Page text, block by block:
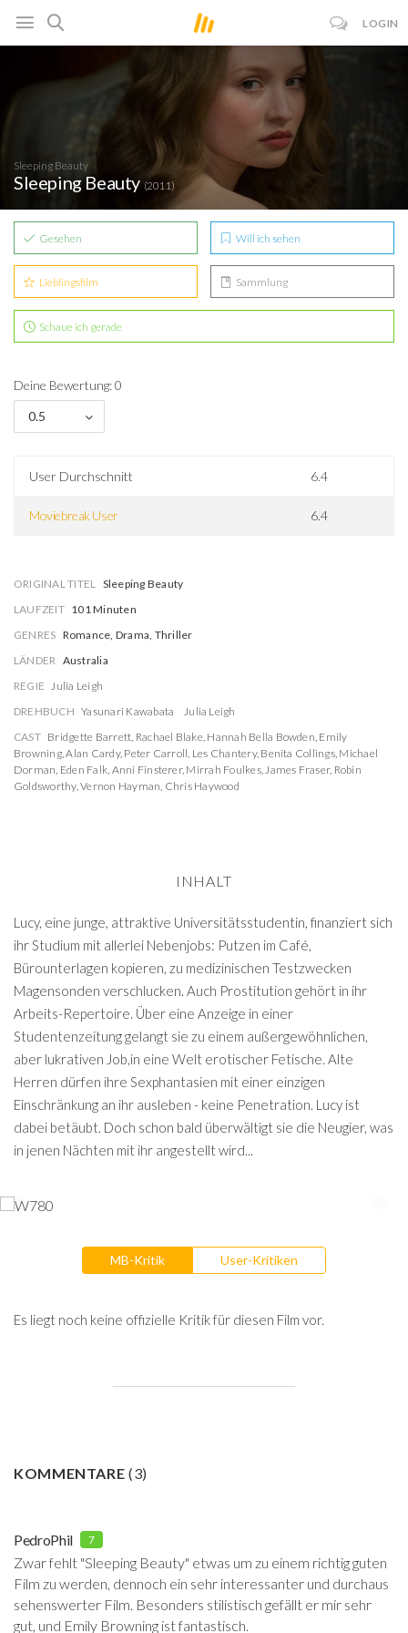
LOGIN
Sleeping Beauty
Sleeping Beauty(2011)
Gesehen Will ich sehen
Lieblingsfilm Sammlung
Schaue ich gerade
Deine Bewertung: 0
0.5
User Durchschnitt 6.4
Moviebreak User 6.4
ORIGINAL TITEL Sleeping Beauty
LAUFZEIT 101 Minuten
GENRES Romance, Drama, Thriller
LÄNDER Australia
REGIE Julia Leigh
DREHBUCH Yasunari Kawabata
Julia Leigh
CAST Bridgette Barrett, Rachael Blake, Hannah Bella Bowden, Emily
Browning,Alan Cardy, Peter Carroll, Les Chantery, Benita Collings, Michael
Dorman, Eden Falk, Anni Finsterer, Mirrah Foulkes,James Fraser, Robin
Goldsworthy,Vernon Hayman, Chris Haywood
INHALT
Lucy, eine junge, attraktive Universitätsstudentin, finanziert sich
ihr Studium mit allerlei Nebenjobs: Putzen im Café,
Bürounterlagen kopieren, zu medizinischen Testzwecken
Magensonden verschlucken. Auch Prostitution gehört in ihr
Arbeits-Repertoire. Über eine Anzeige in einer
Studentenzeitung gelangt sie zu einem außergewöhnlichen,
aber lukrativen Job,in eine Welt erotischer Fetische. Alte
Herren dürfen ihre Sexphantasien mit einer einzigen
Einschränkung an ihr ausleben - keine Penetration. Lucy ist
dabei betäubt. Doch schon bald überwältigt sie die Neugier, was
in jenen Nächten mit ihr angestellt wird...
MB-Kritik User-Kritiken
Es liegt noch keine offizielle Kritik für diesen Film vor.
KOMMENTARE(3)
PedroPhil 7
Zwar fehlt "Sleeping Beauty" etwas um zu einem richtig guten
Film zu werden, dennoch ein sehr interessanter und durchaus
sehenswerter Film. Besonders stilistisch gefällt er mir sehr
gut, und Emily Browning ist fantastisch.